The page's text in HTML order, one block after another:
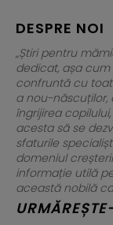
DESPRE NOI
„Știri pentru
dedicat, așa
confruntă cu
a nou-
îngrijirea
acesta să se
sfaturile
domeniul
informație utilă
această nobilă